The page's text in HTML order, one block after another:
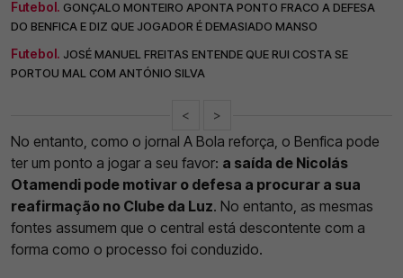
Futebol. GONÇALO MONTEIRO APONTA PONTO FRACO A DEFESA
DO BENFICA E DIZ QUE JOGADOR É DEMASIADO MANSO
Futebol. JOSÉ MANUEL FREITAS ENTENDE QUE RUI COSTA SE
PORTOU MAL COM ANTÓNIO SILVA
< >
No entanto, como o jornal A Bola reforça, o Benfica pode
ter um ponto a jogar a seu favor: a saída de Nicolás
Otamendi pode motivar o defesa a procurar a sua
reafirmação no Clube da Luz. No entanto, as mesmas
fontes assumem que o central está descontente com a
forma como o processo foi conduzido.